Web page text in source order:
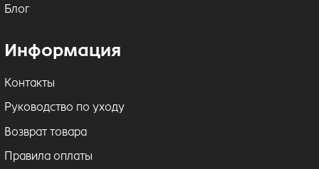
Блог
Информация
Контакты
Руководство по уходу
Возврат товара
Правила оплаты